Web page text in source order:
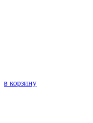
в корзину